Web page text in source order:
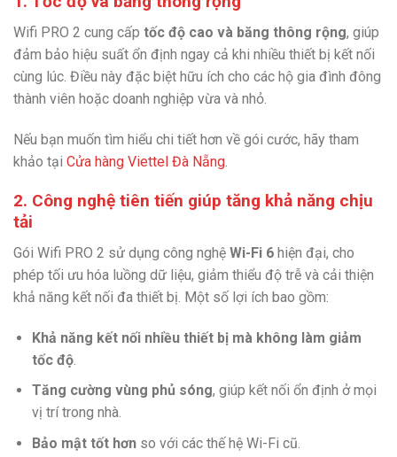
Wifi PRO 2 cung cấp tốc độ cao và băng thông rộng, giúp
đảm bảo hiệu suất ổn định ngay cả khi nhiều thiết bị kết nối
cùng lúc. Điều này đặc biệt hữu ích cho các hộ gia đình đông
thành viên hoặc doanh nghiệp vừa và nhỏ.
Nếu bạn muốn tìm hiểu chi tiết hơn về gói cước, hãy tham
khảo tại Cửa hàng Viettel Đà Nẵng
2. Công nghệ tiên tiến giúp tăng khả năng chịu
tải
Gói Wifi PRO 2 sử dụng công nghệ Wi-Fi 6 hiện đại, cho
phép tối ưu hóa luồng dữ liệu, giảm thiểu độ trễ và cải thiện
khả năng kết nối đa thiết bị. Một số lợi ích bao gồm:
Khả năng kết nối nhiều thiết bị mà không làm giảm
tốc độ.
Tăng cường vùng phủ sóng, giúp kết nối ổn định ở mọi
vị trí trong nhà.
Bảo mật tốt hơnso với các thế hệ Wi-Fi cũ.